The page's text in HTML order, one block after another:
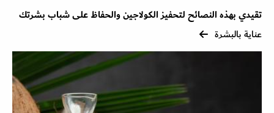
تقيدي بهذه النصائح لتحفيز الكولاجين والحفاظ على شباب بشرتك
عناية بالبشرة